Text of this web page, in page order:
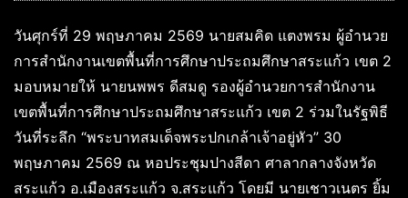
วันศุกร์ที่ 29 พฤษภาคม 2569 นายสมคิด แตงพรม ผู้อำนวย
การสำนักงานเขตพื้นที่การศึกษาประถมศึกษาสระแก้ว เขต 2
มอบหมายให้ นายนพพร ดีสมดู รองผู้อำนวยการสำนักงาน
เขตพื้นที่การศึกษาประถมศึกษาสระแก้ว เขต 2 ร่วมในรัฐพิธี
วันที่ระลึก “พระบาทสมเด็จพระปกเกล้าเจ้าอยู่หัว” 30
พฤษภาคม 2569 ณ หอประชุมปางสีดา ศาลากลางจังหวัด
สระแก้ว อ.เมืองสระแก้ว จ.สระแก้ว โดยมี นายเชาวเนตร ยิ้ม